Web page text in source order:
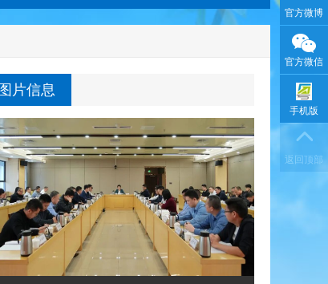
官方微博
官方微信
手机版
返回顶部
图片信息